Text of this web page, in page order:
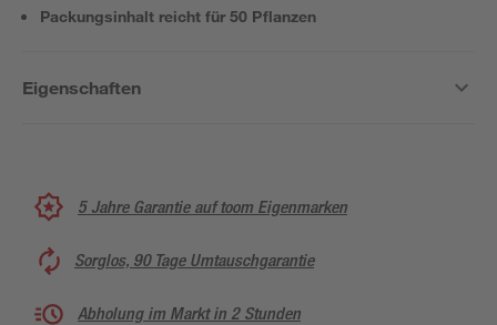
Packungsinhalt reicht für 50 Pflanzen
Eigenschaften
5 Jahre Garantie auf toom Eigenmarken
Sorglos, 90 Tage Umtauschgarantie
Abholung im Markt in 2 Stunden